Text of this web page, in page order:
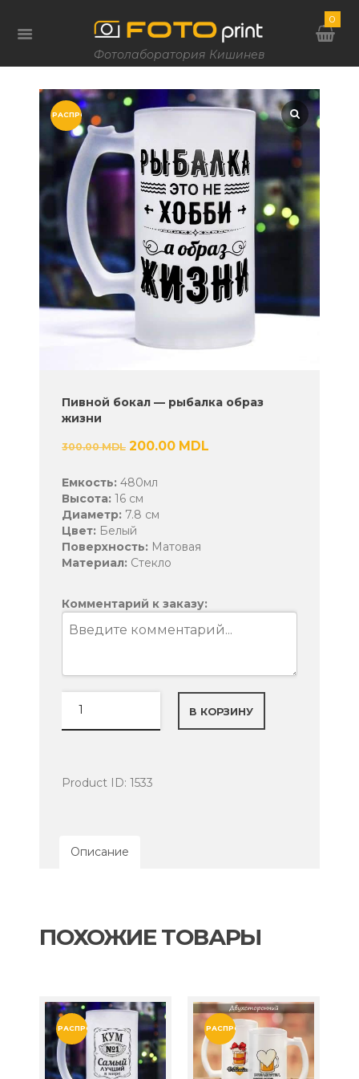
Фотолаборатория Кишинев
0
РАСПРОДАЖА!
Пивной бокал — рыбалка образ
жизни
300.00MDL Первоначальная
составляла
300.00 MDL.
200.00 MDL
Емкость: 480мл
Высота: 16 см
Диаметр: 7.8 см
Цвет: Белый
Поверхность: Матовая
Материал: Стекло
Комментарий к заказу:
товара
Пивной
рыбалка
В КОРЗИНУ
Product ID: 1533
Описание
ПОХОЖИЕ ТОВАРЫ
РАСПРОДАЖА! РАСПРОДАЖА!